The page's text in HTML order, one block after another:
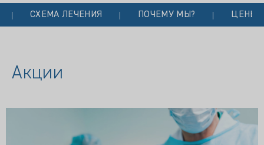
СХЕМА ЛЕЧЕНИЯ ПОЧЕМУ МЫ? ЦЕНЫ
Акции